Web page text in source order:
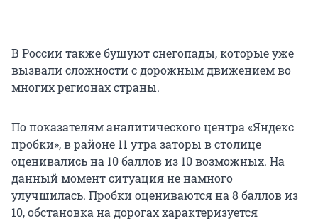
В России также бушуют снегопады, которые уже
вызвали сложности с дорожным движением во
многих регионах страны.
По показателям аналитического центра «Яндекс
пробки», в районе 11 утра заторы в столице
оценивались на 10 баллов из 10 возможных. На
данный момент ситуация не намного
улучшилась. Пробки оцениваются на 8 баллов из
10, обстановка на дорогах характеризуется